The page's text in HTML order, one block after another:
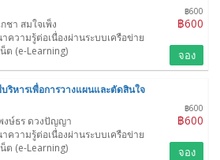
฿600
฿600
ชา สมใจเพ็ง
ความรู้ต่อเนื่องผ่านระบบเครือข่าย
ต (e-Learning)
จอง
ริหารเพื่อการวางแผนและตัดสินใจ
฿600
฿600
งษ์ธร ดวงปัญญา
ความรู้ต่อเนื่องผ่านระบบเครือข่าย
ต (e-Learning)
จอง